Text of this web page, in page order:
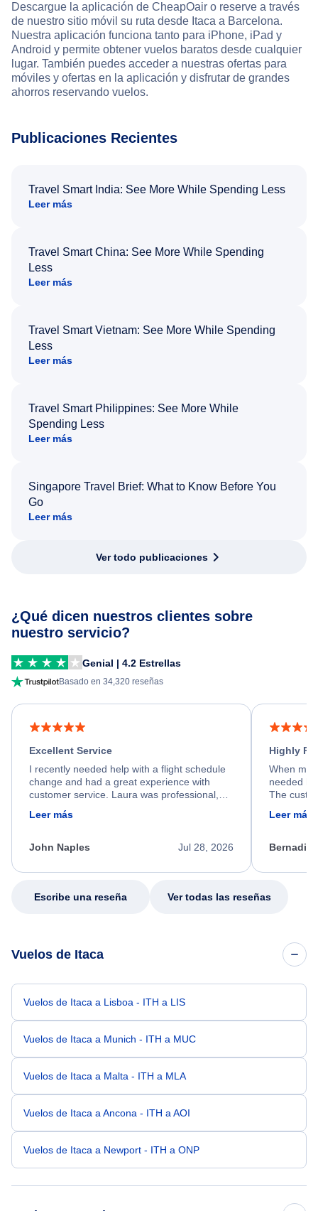
Descargue la aplicación de CheapOair o reserve a través
de nuestro sitio móvil su ruta desde Itaca a Barcelona.
Nuestra aplicación funciona tanto para iPhone, iPad y
Android y permite obtener vuelos baratos desde cualquier
lugar. También puedes acceder a nuestras ofertas para
móviles y ofertas en la aplicación y disfrutar de grandes
ahorros reservando vuelos.
Publicaciones Recientes
Travel Smart India: See More While Spending Less
Leer más
Travel Smart China: See More While Spending
Less
Leer más
Travel Smart Vietnam: See More While Spending
Less
Leer más
Travel Smart Philippines: See More While
Spending Less
Leer más
Singapore Travel Brief: What to Know Before You
Go
Leer más
Ver todo publicaciones
¿Qué dicen nuestros clientes sobre
nuestro servicio?
Genial | 4.2 Estrellas
Basado en 34,320 reseñas
Excellent Service
I recently needed help with a flight schedule
change and had a great experience with
customer service. Laura was professional,
friendly, and very helpful throughout the
process. She quickly found a solution and
appreciate her excellent service.
Leer más
Jul 28, 2026
John Naples
Highly
When my
needed
The
calm,
my issue.
Leer más
Escribe una reseña Ver todas las reseñas
Vuelos de Itaca
Vuelos de Itaca a Lisboa - ITH a LIS
Vuelos de Itaca a Munich - ITH a MUC
Vuelos de Itaca a Malta - ITH a MLA
Vuelos de Itaca a Ancona - ITH a AOI
Vuelos de Itaca a Newport - ITH a ONP